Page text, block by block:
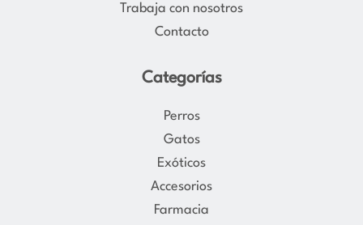
Trabaja con nosotros
Contacto
Categorías
Perros
Gatos
Exóticos
Accesorios
Farmacia